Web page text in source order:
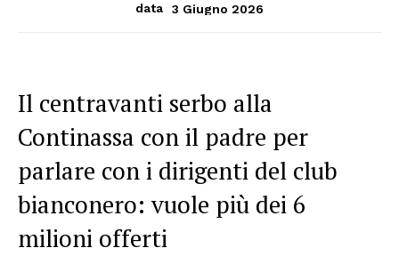
data
3 Giugno 2026
Il centravanti serbo alla
Continassa con il padre per
parlare con i dirigenti del club
bianconero: vuole più dei 6
milioni offerti